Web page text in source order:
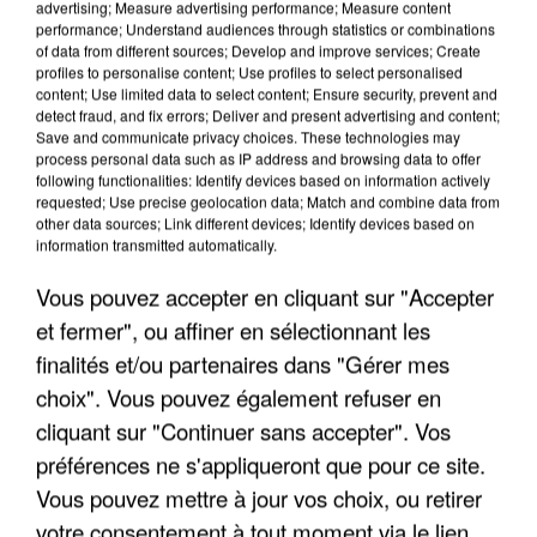
UN SECOND CADRE DE LA DZ MAFIA
INTERPELLÉ EN ALGÉRIE
advertising; Measure advertising performance; Measure content
performance; Understand audiences through statistics or combinations
of data from different sources; Develop and improve services; Create
profiles to personalise content; Use profiles to select personalised
content; Use limited data to select content; Ensure security, prevent and
detect fraud, and fix errors; Deliver and present advertising and content;
Save and communicate privacy choices. These technologies may
process personal data such as IP address and browsing data to offer
following functionalities: Identify devices based on information actively
requested; Use precise geolocation data; Match and combine data from
other data sources; Link different devices; Identify devices based on
information transmitted automatically.
Vous pouvez accepter en cliquant sur "Accepter
et fermer", ou affiner en sélectionnant les
finalités et/ou partenaires dans "Gérer mes
choix". Vous pouvez également refuser en
cliquant sur "Continuer sans accepter". Vos
préférences ne s'appliqueront que pour ce site.
Vous pouvez mettre à jour vos choix, ou retirer
votre consentement à tout moment via le lien